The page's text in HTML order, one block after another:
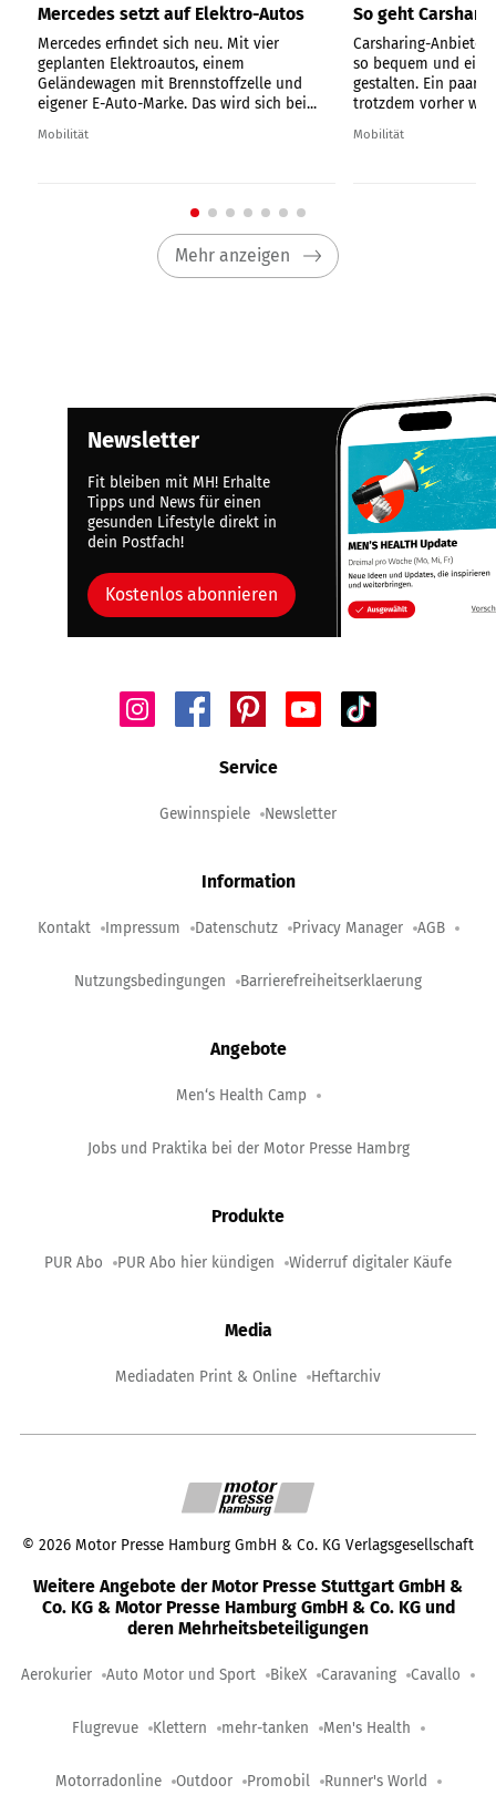
Mercedes setzt auf Elektro-Autos
Mercedes erfindet sich neu. Mit vier
geplanten Elektroautos, einem
Geländewagen mit Brennstoffzelle und
eigener E-Auto-Marke. Das wird sich bei...
Mobilität
So geht
Carsharing-
so bequem und
gestalten. Ein paar
trotzdem vorher
Mobilität
Mehr anzeigen
Newsletter
Fit bleiben mit MH! Erhalte
Tipps und News für einen
gesunden Lifestyle direkt in
dein Postfach!
Kostenlos abonnieren
Service
Gewinnspiele Newsletter
Information
Kontakt Impressum Datenschutz Privacy Manager AGB
Nutzungsbedingungen Barrierefreiheitserklaerung
Angebote
Men‘s Health Camp
Jobs und Praktika bei der Motor Presse Hambrg
Produkte
PUR Abo PUR Abo hier kündigen Widerruf digitaler Käufe
Media
Mediadaten Print & Online Heftarchiv
© 2026 Motor Presse Hamburg GmbH & Co. KG Verlagsgesellschaft
Weitere Angebote der Motor Presse Stuttgart GmbH &
Co. KG & Motor Presse Hamburg GmbH & Co. KG und
deren Mehrheitsbeteiligungen
Aerokurier Auto Motor und Sport BikeX Caravaning Cavallo
Flugrevue Klettern mehr-tanken Men's Health
Motorradonline Outdoor Promobil Runner's World